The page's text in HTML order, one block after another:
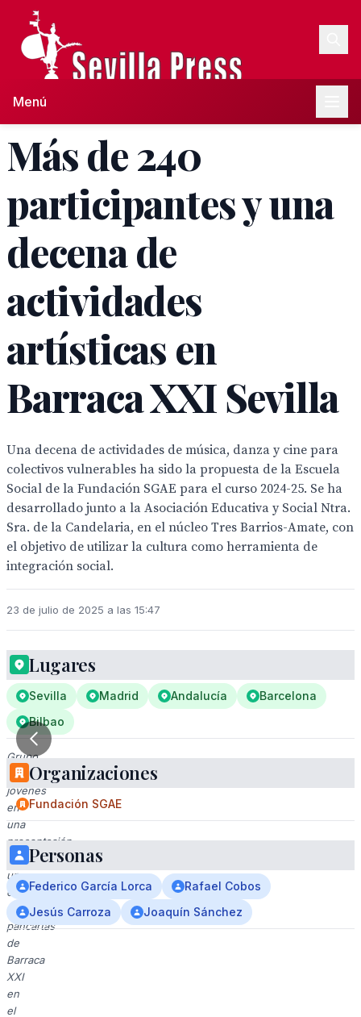
Menú
Más de 240
participantes y una
decena de
actividades
artísticas en
Barraca XXI Sevilla
Una decena de actividades de música, danza y cine para
colectivos vulnerables ha sido la propuesta de la Escuela
Social de la Fundación SGAE para el curso 2024-25. Se ha
desarrollado junto a la Asociación Educativa y Social Ntra.
Sra. de la Candelaria, en el núcleo Tres Barrios-Amate, con
el objetivo de utilizar la cultura como herramienta de
integración social.
23 de julio de 2025 a las 15:47
Grupo
de
jóvenes
en
una
presentación
en
un
escenario
con
pancartas
de
Barraca
XXI
en
el
Lugares
Sevilla Madrid Andalucía
Barcelona
Bilbao
Organizaciones
Fundación SGAE
Personas
Federico García Lorca
Rafael Cobos
Jesús Carroza
Joaquín Sánchez